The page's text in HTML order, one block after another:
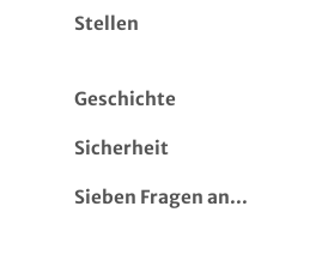
Stellen
Geschichte
Sicherheit
Sieben Fragen an...